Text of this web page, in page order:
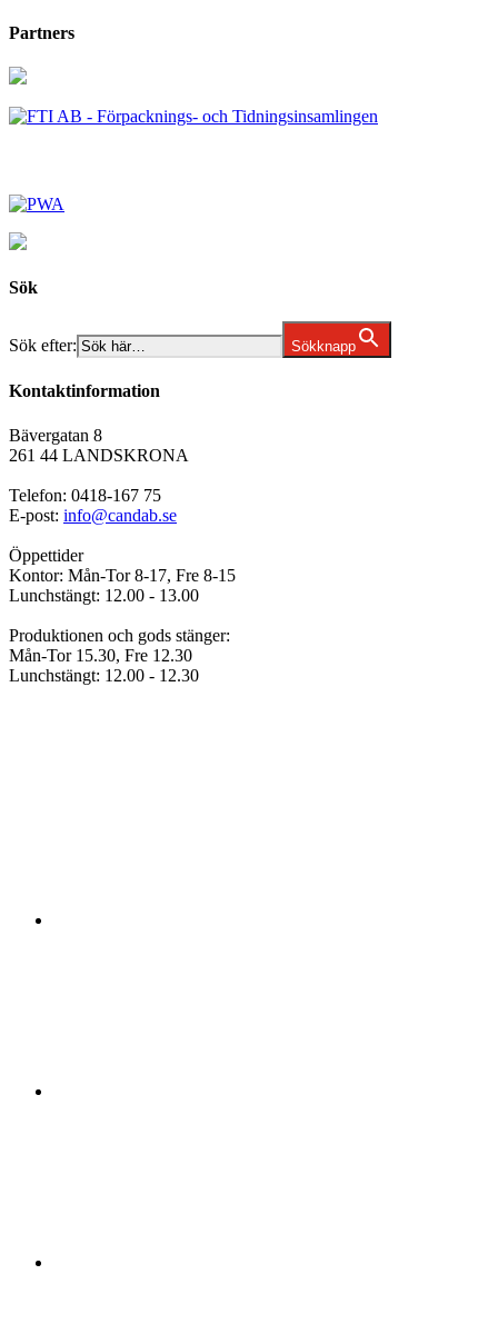
Partners
Sök
Sök efter: Sökknapp
Kontaktinformation
Bävergatan 8
261 44 LANDSKRONA
Telefon: 0418-167 75
E-post: info@candab.se
Öppettider
Kontor: Mån-Tor 8-17, Fre 8-15
Lunchstängt: 12.00 - 13.00
Produktionen och gods stänger:
Mån-Tor 15.30, Fre 12.30
Lunchstängt: 12.00 - 12.30